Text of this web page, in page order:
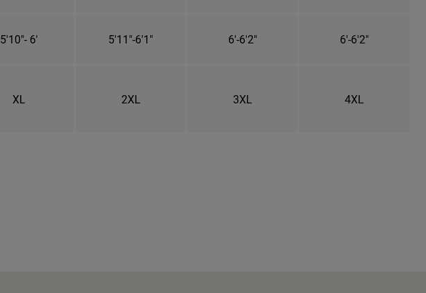
5'10"- 6' 5'11"-6'1" 6'-6'2" 6'-6'2"
XL 2XL 3XL 4XL